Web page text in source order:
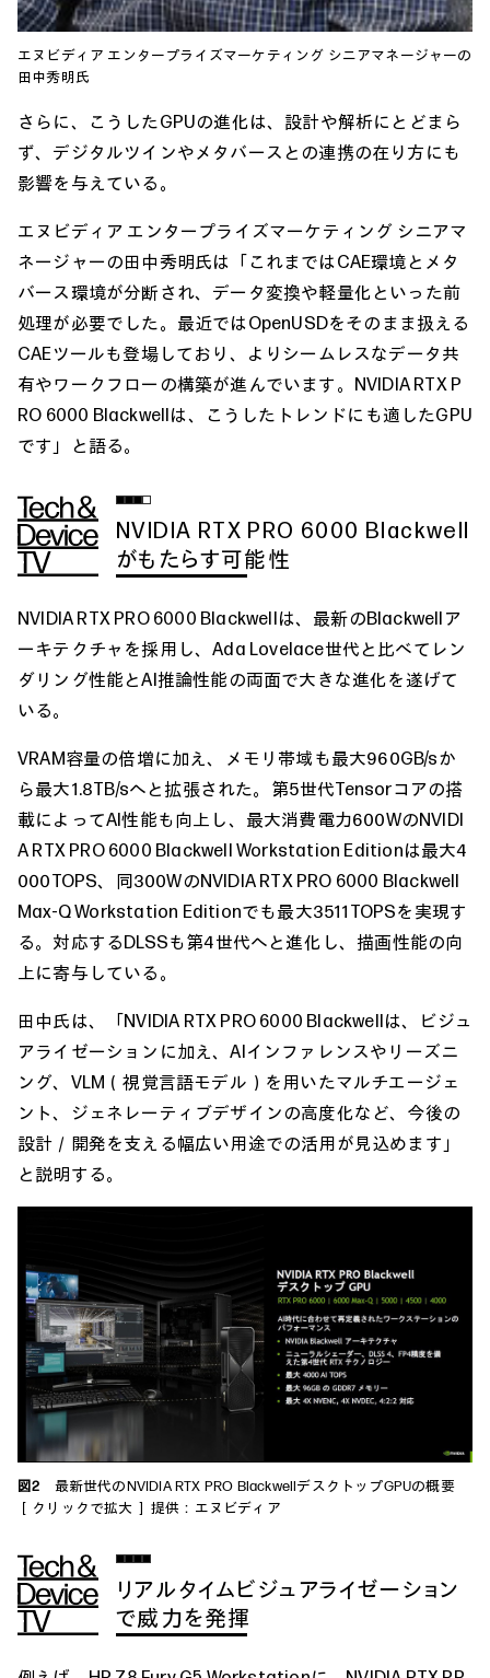
エヌビディア エンタープライズマーケティング シニアマネージャーの
田中秀明氏
さらに、こうしたGPUの進化は、設計や解析にとどまら
ず、デジタルツインやメタバースとの連携の在り方にも
影響を与えている。
エヌビディア エンタープライズマーケティング シニアマ
ネージャーの田中秀明氏は「これまではCAE環境とメタ
バース環境が分断され、データ変換や軽量化といった前
処理が必要でした。最近ではOpenUSDをそのまま扱える
CAEツールも登場しており、よりシームレスなデータ共
有やワークフローの構築が進んでいます。NVIDIA RTX P
RO 6000 Blackwellは、こうしたトレンドにも適したGPU
です」と語る。
NVIDIA RTX PRO 6000 Blackwell
がもたらす可能性
NVIDIA RTX PRO 6000 Blackwellは、最新のBlackwellア
ーキテクチャを採用し、Ada Lovelace世代と比べてレン
ダリング性能とAI推論性能の両面で大きな進化を遂げて
いる。
VRAM容量の倍増に加え、メモリ帯域も最大960GB/sか
ら最大1.8TB/sへと拡張された。第5世代Tensorコアの搭
載によってAI性能も向上し、最大消費電力600WのNVIDI
A RTX PRO 6000 Blackwell Workstation Editionは最大4
000TOPS、同300WのNVIDIA RTX PRO 6000 Blackwell
Max-Q Workstation Editionでも最大3511TOPSを実現す
る。対応するDLSSも第4世代へと進化し、描画性能の向
上に寄与している。
田中氏は、「NVIDIA RTX PRO 6000 Blackwellは、ビジュ
アライゼーションに加え、AIインファレンスやリーズニ
ング、VLM（視覚言語モデル）を用いたマルチエージェ
ント、ジェネレーティブデザインの高度化など、今後の
設計／開発を支える幅広い用途での活用が見込めます」
と説明する。
図2 最新世代のNVIDIA RTX PRO BlackwellデスクトップGPUの概要
［クリックで拡大］ 提供：エヌビディア
リアルタイムビジュアライゼーション
で威力を発揮